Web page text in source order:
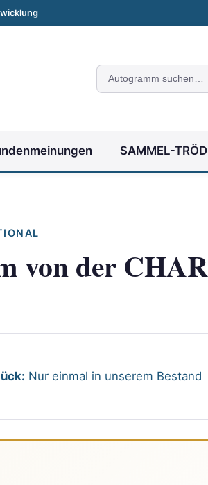
Suche
nach
SAMMEL-
von der
Nur einmal in unserem Bestand